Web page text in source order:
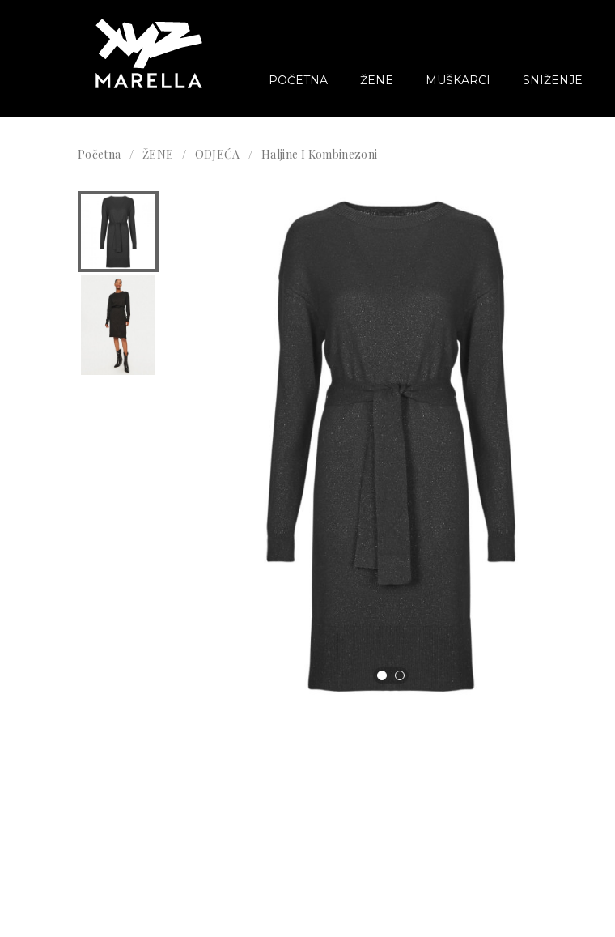
POČETNA ŽENE MUŠKARCI SNIŽENJE
Početna ŽENE ODJEĆA Haljine I Kombinezoni